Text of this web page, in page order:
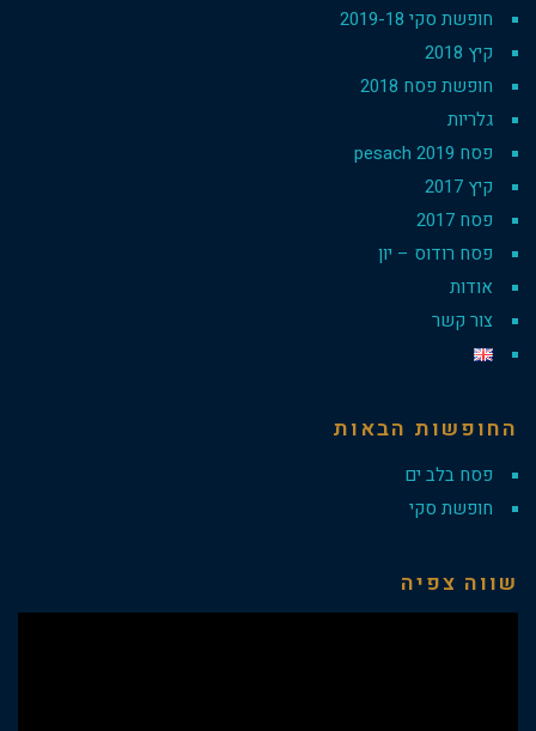
חופשת סקי 2019-18
קיץ 2018
חופשת פסח 2018
גלריות
פסח 2019 pesach
קיץ 2017
פסח 2017
פסח רודוס – יון
אודות
צור קשר
החופשות הבאות
פסח בלב ים
חופשת סקי
שווה צפיה